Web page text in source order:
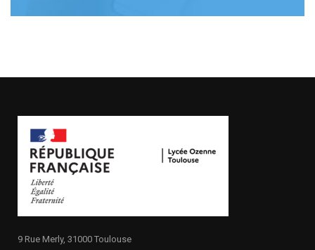
9 Rue Merly, 31000 Toulouse